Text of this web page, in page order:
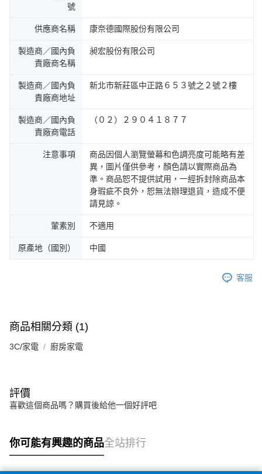
號
供應商名稱 康奈德國際股份有限公司
製造商／國內負
責廠商名稱
昶宏股份有限公司
製造商／國內負
責廠商地址
新北市新莊區中正路６５３號之２號２樓
製造商／國內負
責廠商電話
（０２）２９０４１８７７
注意事項
商品因個人瀏覽螢幕和色調亮度可能略有差
異，圖片僅供參考，顏色請以實際商品為
準。商品恕不提供試用，一經拆封除商品本
身瑕疵不良外，恕無法辦理退貨，造成不便
請見諒。
葷素別 不適用
原產地（國別） 中國
客服
商品相關分類 (1)
3C/家電 廚房家電
評價
喜歡這個商品嗎？購買後給他一個好評吧
你可能有興趣的商品全站排行